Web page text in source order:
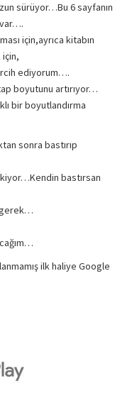
sürüyor…Bu 6 sayfanın
için,ayrıca kitabın
ediyorum….
boyutunu artırıyor…
bir boyutlandırma
sonra bastırıp
bastırsan
gerek…
ilk haliye Google